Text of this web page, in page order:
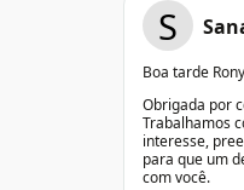
S
Boa tarde
Obrigada por
Trabalhamos
interesse,
para que um
com você.